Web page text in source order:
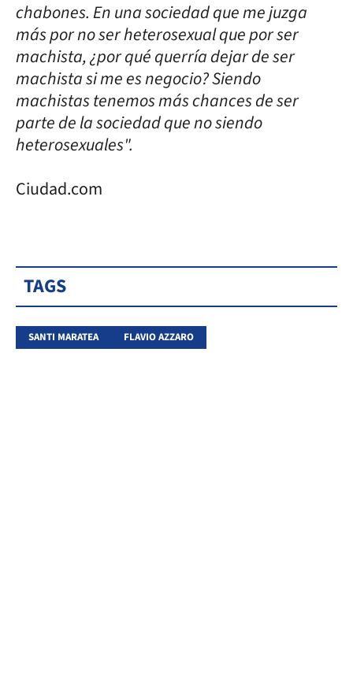
chabones. En una sociedad que me juzga
más por no ser heterosexual que por ser
machista, ¿por qué querría dejar de ser
machista si me es negocio? Siendo
machistas tenemos más chances de ser
parte de la sociedad que no siendo
heterosexuales".
Ciudad.com
TAGS
SANTI MARATEA FLAVIO AZZARO